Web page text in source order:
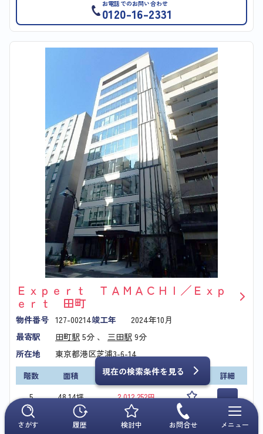
さがす 履歴 検討中 お問合せ メニュー
お電話でのお問い合わせ
0120-16-2331
Ｅｘｐｅｒｔ ＴＡＭＡＣＨＩ／Ｅｘｐ
ｅｒｔ 田町
物件番号 127-00214竣工年
2024年10月
最寄駅
田町駅 5分 、 三田駅 9分
所在地
東京都港区芝浦3-6-14
階数 面積 賃料+共益費 検討
詳細
5
48.14坪 2,012,252円
このビルについて問い合わせる
現在の検索条件を見る